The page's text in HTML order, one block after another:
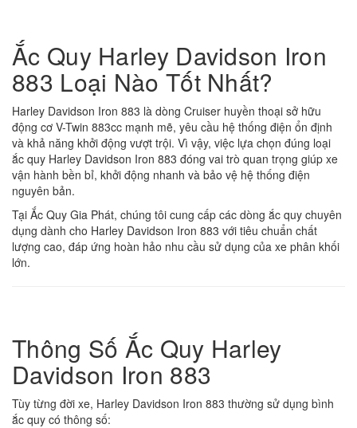
Ắc Quy Harley Davidson Iron
883 Loại Nào Tốt Nhất?
Harley Davidson Iron 883 là dòng Cruiser huyền thoại sở hữu
động cơ V-Twin 883cc mạnh mẽ, yêu cầu hệ thống điện ổn định
và khả năng khởi động vượt trội. Vì vậy, việc lựa chọn đúng loại
ắc quy Harley Davidson Iron 883 đóng vai trò quan trọng giúp xe
vận hành bền bỉ, khởi động nhanh và bảo vệ hệ thống điện
nguyên bản.
Tại Ắc Quy Gia Phát, chúng tôi cung cấp các dòng ắc quy chuyên
dụng dành cho Harley Davidson Iron 883 với tiêu chuẩn chất
lượng cao, đáp ứng hoàn hảo nhu cầu sử dụng của xe phân khối
lớn.
Thông Số Ắc Quy Harley
Davidson Iron 883
Tùy từng đời xe, Harley Davidson Iron 883 thường sử dụng bình
ắc quy có thông số: